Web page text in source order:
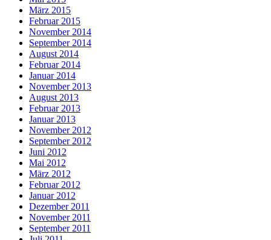
März 2015
Februar 2015
November 2014
September 2014
August 2014
Februar 2014
Januar 2014
November 2013
August 2013
Februar 2013
Januar 2013
November 2012
September 2012
Juni 2012
Mai 2012
März 2012
Februar 2012
Januar 2012
Dezember 2011
November 2011
September 2011